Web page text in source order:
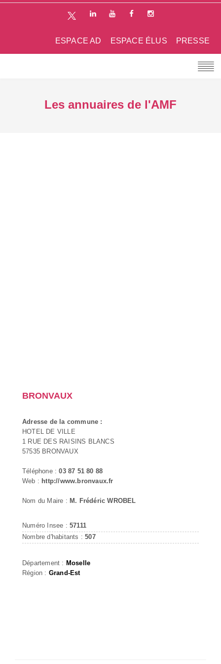
PRESSE
ESPACE ÉLUS
ESPACE AD
Les annuaires de l'AMF
BRONVAUX
Adresse de la commune :
HOTEL DE VILLE
1 RUE DES RAISINS BLANCS
57535 BRONVAUX
Téléphone :03 87 51 80 88
Web : http://www.bronvaux.fr
Nom du Maire : M. Frédéric WROBEL
Numéro Insee : 57111
Nombre d'habitants :507
Département : Moselle
Région : Grand-Est